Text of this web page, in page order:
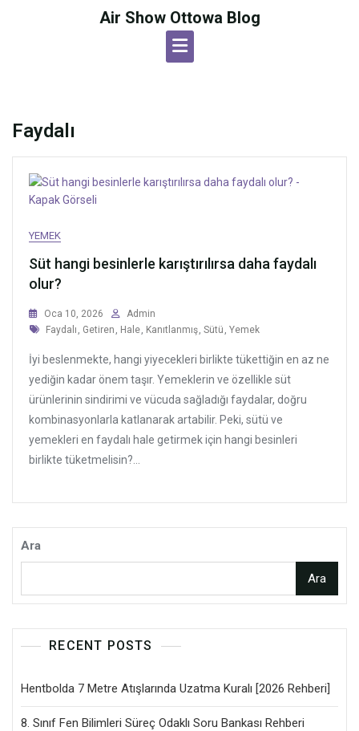
Air Show Ottowa Blog
Faydalı
YEMEK
Süt hangi besinlerle karıştırılırsa daha faydalı
olur?
Oca 10, 2026
Admin
Tags
Faydalı , Getiren , Hale, Kanıtlanmış, Sütü , Yemek
İyi beslenmekte, hangi yiyecekleri birlikte tükettiğin en az ne
yediğin kadar önem taşır. Yemeklerin ve özellikle süt
ürünlerinin sindirimi ve vücuda sağladığı faydalar, doğru
kombinasyonlarla katlanarak artabilir. Peki, sütü ve
yemekleri en faydalı hale getirmek için hangi besinleri
birlikte tüketmelisin?...
Ara
Ara
RECENT POSTS
Hentbolda 7 Metre Atışlarında Uzatma Kuralı [2026 Rehberi]
8. Sınıf Fen Bilimleri Süreç Odaklı Soru Bankası Rehberi